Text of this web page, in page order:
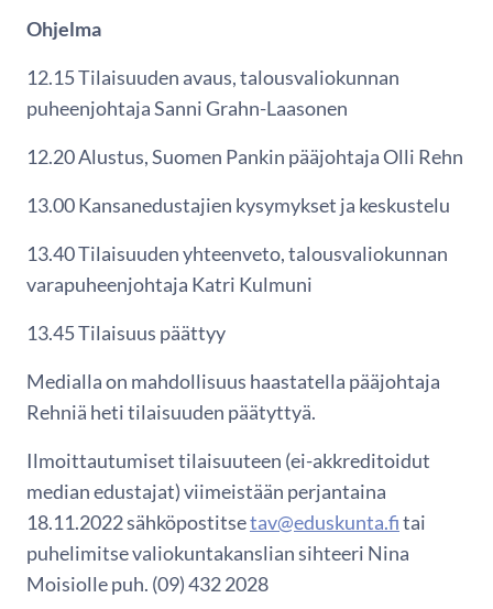
Ohjelma
12.15 Tilaisuuden avaus, talousvaliokunnan
puheenjohtaja Sanni Grahn-Laasonen
12.20 Alustus, Suomen Pankin pääjohtaja Olli Rehn
13.00 Kansanedustajien kysymykset ja keskustelu
13.40 Tilaisuuden yhteenveto, talousvaliokunnan
varapuheenjohtaja Katri Kulmuni
13.45 Tilaisuus päättyy
Medialla on mahdollisuus haastatella pääjohtaja
Rehniä heti tilaisuuden päätyttyä.
Ilmoittautumiset tilaisuuteen (ei-akkreditoidut
median edustajat) viimeistään perjantaina
18.11.2022 sähköpostitsetav@eduskunta.fitai
puhelimitse valiokuntakanslian sihteeri Nina
Moisiolle puh. (09) 432 2028